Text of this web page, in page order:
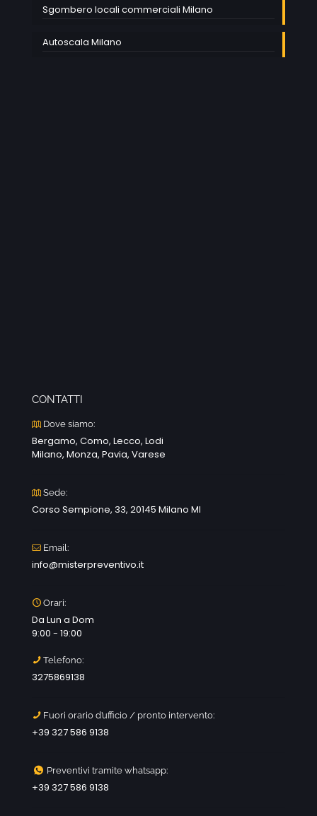
Sgombero locali commerciali Milano
Autoscala Milano
CONTATTI
Dove siamo:
Bergamo, Como, Lecco, Lodi
Milano, Monza, Pavia, Varese
Sede:
Corso Sempione, 33, 20145 Milano MI
Email:
info@misterpreventivo.it
Orari:
Da Lun a Dom
9:00 - 19:00
Telefono:
3275869138
Fuori orario d’ufficio / pronto intervento:
+39 327 586 9138
Preventivi tramite whatsapp:
+39 327 586 9138